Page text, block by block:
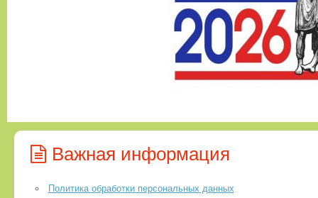
Важная информация
Политика обработки персональных данных